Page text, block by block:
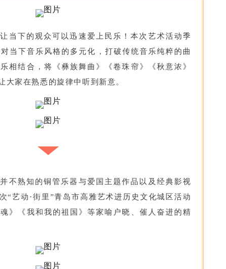
当下的观众可以迅速爱上民乐！本次艺术活动季
当下音乐风格的多元化，打破传统音乐纯粹的曲
相结合，将《彝族舞曲》《卷珠帘》《秋意浓》
大家在熟悉的旋律中听到新意。
不熟知的铜管乐器与爱国主题作品以及经典影视
“艺动·街里”青岛市高雅艺术进历史文化城区活动
》《我和我的祖国》等家喻户晓、催人奋进的精